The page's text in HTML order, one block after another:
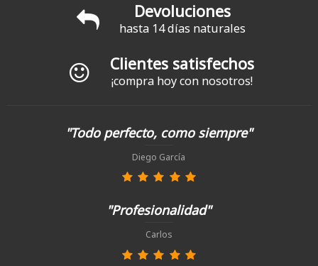
Devoluciones
hasta 14 días naturales
Clientes satisfechos
¡compra hoy con nosotros!
"Todo perfecto, como siempre"
Diego García
"Profesionalidad"
Carlos